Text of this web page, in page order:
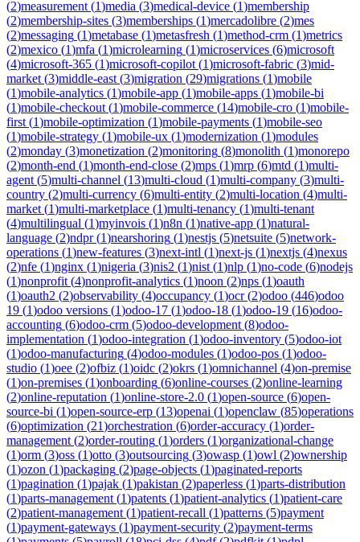
(2)measurement (1)media (3)medical-device (1)membership
(2)membership-sites (3)memberships (1)mercadolibre (2)mes
(2)messaging (1)metabase (1)metasfresh (1)method-crm (1)metrics
(2)mexico (1)mfa (1)microlearning (1)microservices (6)microsoft
(4)microsoft-365 (1)microsoft-copilot (1)microsoft-fabric (3)mid-
market (3)middle-east (3)migration (29)migrations (1)mobile
(1)mobile-analytics (1)mobile-app (1)mobile-apps (1)mobile-bi
(1)mobile-checkout (1)mobile-commerce (14)mobile-cro (1)mobile-
first (1)mobile-optimization (1)mobile-payments (1)mobile-seo
(1)mobile-strategy (1)mobile-ux (1)modernization (1)modules
(2)monday (3)monetization (2)monitoring (8)monolith (1)monorepo
(2)month-end (1)month-end-close (2)mps (1)mrp (6)mtd (1)multi-
agent (5)multi-channel (13)multi-cloud (1)multi-company (3)multi-
country (2)multi-currency (6)multi-entity (2)multi-location (4)multi-
market (1)multi-marketplace (1)multi-tenancy (1)multi-tenant
(4)multilingual (1)myinvois (1)n8n (1)native-app (1)natural-
language (2)ndpr(1)nearshoring (1)nestjs (5)netsuite (5)network-
operations (1)new-features (3)next-intl (1)next-js (1)nextjs (4)nexus
(2)nfe (1)nginx (1)nigeria (3)nis2 (1)nist (1)nlp (1)no-code (6)nodejs
(1)nonprofit (4)nonprofit-analytics (1)noon (2)nps (1)oauth
(1)oauth2 (2)observability (4)occupancy (1)ocr(2)odoo (446)odoo
19 (1)odoo versions (1)odoo-17 (1)odoo-18 (1)odoo-19 (16)odoo-
accounting (6)odoo-crm (5)odoo-development (8)odoo-
implementation (1)odoo-integration (1)odoo-inventory (5)odoo-iot
(1)odoo-manufacturing (4)odoo-modules (1)odoo-pos (1)odoo-
studio (1)oee (2)ofbiz (1)oidc (2)okrs (1)omnichannel (4)on-premise
(1)on-premises (1)onboarding (6)online-courses (2)online-learning
(2)online-reputation (1)online-store-2.0 (1)open-source (6)open-
source-bi (1)open-source-erp (13)openai (1)openclaw (85)operations
(6)optimization (21)orchestration (6)order-accuracy (1)order-
management (2)order-routing (1)orders (1)organizational-change
(1)orm (3)oss (1)otto (3)outsourcing (3)owasp (1)owl (2)ownership
(1)ozon (1)packaging (2)page-objects (1)paginated-reports
(1)pagination (1)pajak (1)pakistan (2)paperless (1)parts-distribution
(1)parts-management (1)patents (1)patient-analytics (1)patient-care
(2)patient-management (1)patient-recall (1)patterns (5)payment
(1)payment-gateways (1)payment-security (2)payment-terms